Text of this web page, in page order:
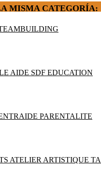
MISMA CATEGORÍA: